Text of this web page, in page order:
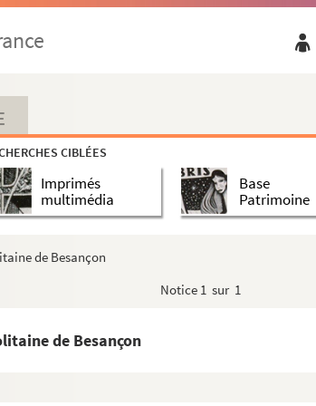
CIBLÉES
Imprimés
multimédia
Base
Patrimoine
de Besançon
Notice 1 sur 1
de Besançon
: 1669/1672
: 1674/1677
citoyen de Besançon
Jobelot, conseiller au parlement de Franche-Com...
citoyen de Besançon
Anne Turebuche, sa femme